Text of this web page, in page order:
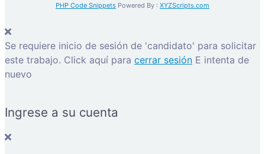
PHP Code Snippets Powered By : XYZScripts.com
Se requiere inicio de sesión de 'candidato' para solicitar
este trabajo. Click aquí para cerrar sesión E intenta de
nuevo
Ingrese a su cuenta